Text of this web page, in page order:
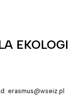
erasmus@wseiz.pl